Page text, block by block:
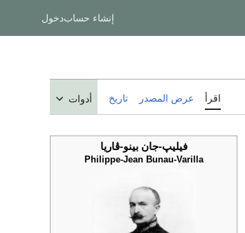
إنشاء حسابدخول
اقرأ عرض المصدر تاريخ أدوات
فيليپ-جان بينو-ڤاريا
Philippe-Jean Bunau-Varilla